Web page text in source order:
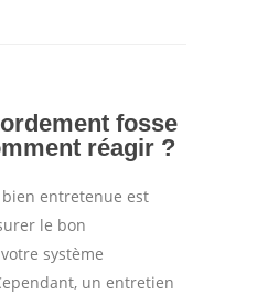
fosse
réagir ?
entretenue est
le bon
système
un entretien